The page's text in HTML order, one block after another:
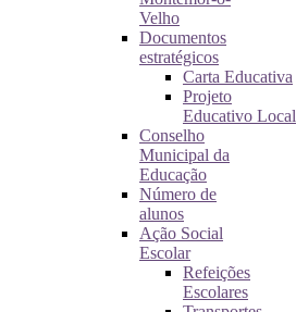
Velho
Documentos
estratégicos
Carta Educativa
Projeto
Educativo Local
Conselho
Municipal da
Educação
Número de
alunos
Ação Social
Escolar
Refeições
Escolares